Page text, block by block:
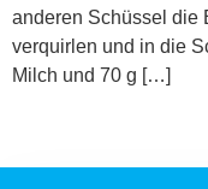
anderen Schüssel die
verquirlen und in die
Milch und 70 g […]